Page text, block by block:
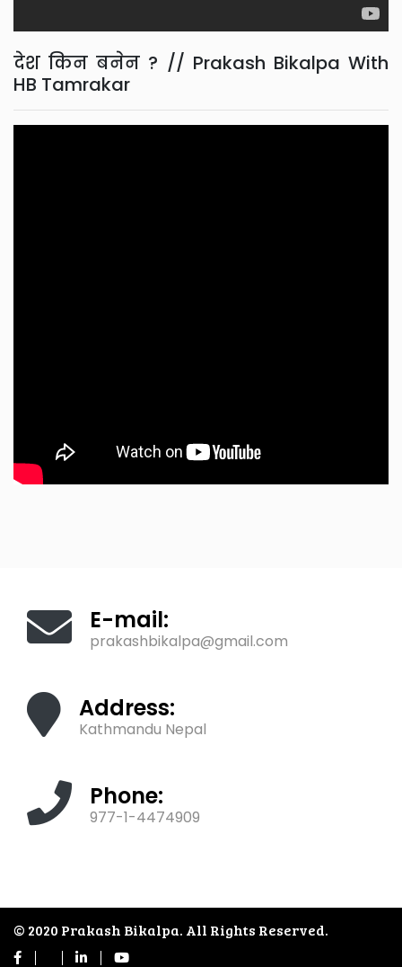
देश किन बनेन ? // Prakash Bikalpa With
HB Tamrakar
E-mail:
prakashbikalpa@gmail.com
Address:
Kathmandu Nepal
Phone:
977-1-4474909
© 2020 Prakash Bikalpa. All Rights Reserved.